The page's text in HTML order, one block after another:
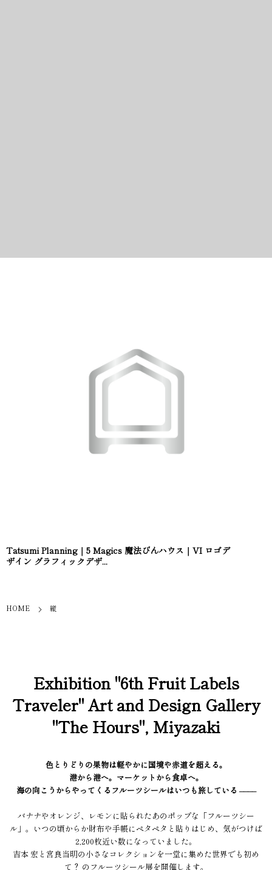
Tatsumi Planning｜5 Magics 魔法びんハウス｜VI ロゴデ
ザイン グラフィックデザ...
HOME 縦
Exhibition "6th Fruit Labels
Traveler" Art and Design Gallery
"The Hours", Miyazaki
色とりどりの果物は軽やかに国境や赤道を超える。
港から港へ。マーケットから食卓へ。
海の向こうからやってくるフルーツシールはいつも旅している ––––
バナナやオレンジ、レモンに貼られたあのポップな「フルーツシー
ル」。いつの頃からか財布や手帳にペタペタと貼りはじめ、気がつけば
2,200枚近い数になっていました。
吉本 宏と宮良当明の小さなコレクションを一堂に集めた世界でも初め
て？ のフルーツシール展を開催します。